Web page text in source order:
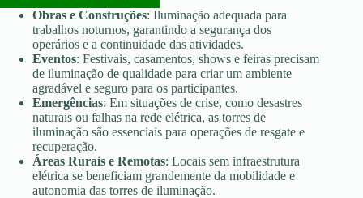
Obras e Construções: Iluminação adequada para
trabalhos noturnos, garantindo a segurança dos
operários e a continuidade das atividades.
Eventos: Festivais, casamentos, shows e feiras precisam
de iluminação de qualidade para criar um ambiente
agradável e seguro para os participantes.
Emergências: Em situações de crise, como desastres
naturais ou falhas na rede elétrica, as torres de
iluminação são essenciais para operações de resgate e
recuperação.
Áreas Rurais e Remotas: Locais sem infraestrutura
elétrica se beneficiam grandemente da mobilidade e
autonomia das torres de iluminação.